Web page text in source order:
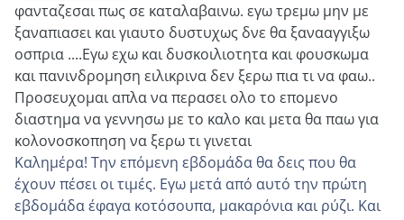
φανταζεσαι πως σε καταλαβαινω. εγω τρεμω μην με
ξαναπιασει και γιαυτο δυστυχως δνε θα ξανααγγιξω
οσπρια ....Εγω εχω και δυσκοιλιοτητα και φουσκωμα
και πανινδρομηση ειλικρινα δεν ξερω πια τι να φαω..
Προσευχομαι απλα να περασει ολο το επομενο
διαστημα να γεννησω με το καλο και μετα θα παω για
κολονοσκοπηση να ξερω τι γινεται
Καλημέρα! Την επόμενη εβδομάδα θα δεις που θα
έχουν πέσει οι τιμές. Εγω μετά από αυτό την πρώτη
εβδομάδα έφαγα κοτόσουπα, μακαρόνια και ρύζι. Και